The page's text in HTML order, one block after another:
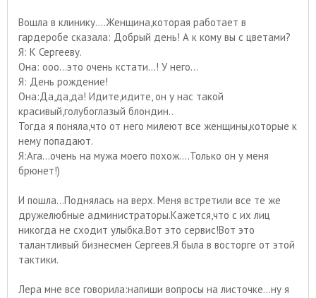
Вошла в клинику....Женщина,которая работает в
гардеробе сказала: Добрый день! А к кому вы с цветами?
Я: К Сергееву.
Она: ооо...это очень кстати...! У него...
Я: День рождение!
Она:Да,да,да! Идите,идите, он у нас такой
красивый,голубоглазый блондин..
Тогда я поняла,что от него милеют все женщины,которые к
нему попадают.
Я:Ага...очень на мужа моего похож....Только он у меня
брюнет!)
И пошла...Поднялась на верх. Меня встретили все те же
дружелюбные администраторы.Кажется,что с их лиц
никогда не сходит улыбка.Вот это сервис!Вот это
талантливый бизнесмен Сергеев.Я была в восторге от этой
тактики.
Лера мне все говорила:напиши вопросы на листочке...ну я